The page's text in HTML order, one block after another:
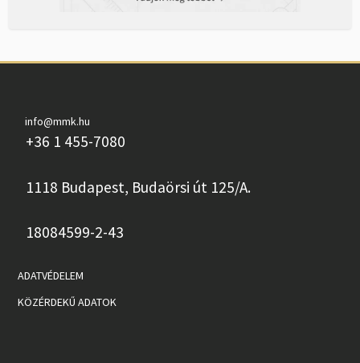
info@mmk.hu
+36 1 455-7080
1118 Budapest, Budaörsi út 125/A.
18084599-2-43
ADATVÉDELEM
KÖZÉRDEKŰ ADATOK